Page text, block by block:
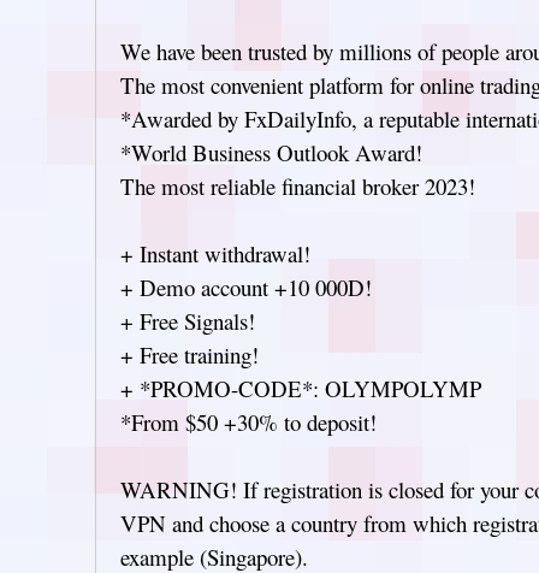
We have been trusted by millions of people
The most convenient platform for online
*Awarded by FxDailyInfo, a reputable
*World Business Outlook Award!
The most reliable financial broker 2023!
+ Instant withdrawal!
+ Demo account +10 000D!
+ Free Signals!
+ Free training!
+ *PROMO-CODE*: OLYMPOLYMP
*From $50 +30% to deposit!
WARNING! If registration is closed for your
VPN and choose a country from which
example (Singapore).